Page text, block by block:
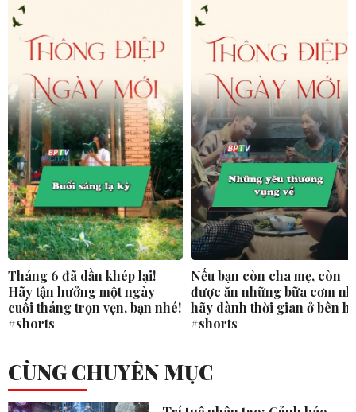
Tháng 6 đã dần khép lại!
Hãy tận hưởng một ngày
cuối tháng trọn vẹn, bạn nhé!
#shorts
Nếu bạn còn cha mẹ, còn
được ăn những bữa cơm
hãy dành thời gian ở bên
#shorts
CÙNG CHUYÊN MỤC